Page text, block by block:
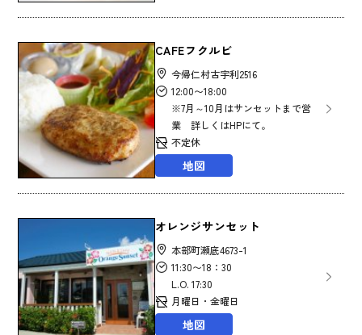
CAFEフクルビ
今帰仁村古宇利2516
12:00〜18:00
※7月～10月はサンセットまで営
業 詳しくはHPにて。
不定休
地図
オレンジサンセット
本部町瀬底4673-1
11:30〜18：30
L.O. 17:30
月曜日・金曜日
地図